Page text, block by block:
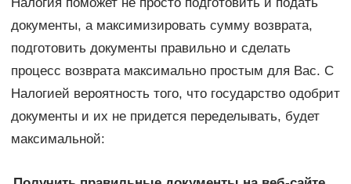
Налогия поможет не просто подготовить и подать
документы, а максимизировать сумму возврата,
подготовить документы правильно и сделать
процесс возврата максимально простым для Вас. С
Налогией вероятность того, что государство одобрит
документы и их не придется переделывать, будет
максимальной: